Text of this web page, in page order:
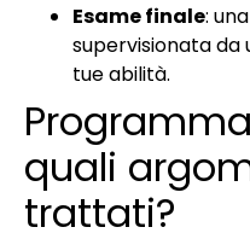
Esame finale:
supervisionata
tue abilità.
quali
trattati?